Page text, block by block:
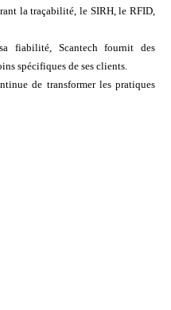
la traçabilité, le SIRH, le RFID,
fiabilité, Scantech fournit des
spécifiques de ses clients.
de transformer les pratiques